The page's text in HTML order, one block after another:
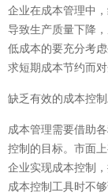
企业在成本管理中
导致生产质量下降
低成本的要充分考
求短期成本节约而
缺乏有效的成本控
成本管理需要借助
控制的目标。市面
企业实现成本控制
成本控制工具时不